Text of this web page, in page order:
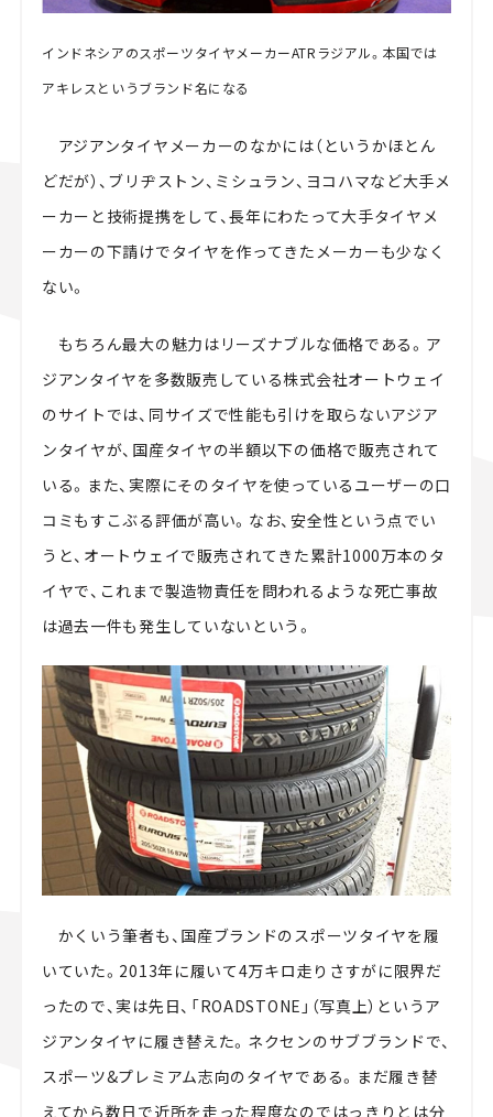
インドネシアのスポーツタイヤメーカーATRラジアル。本国では
アキレスというブランド名になる
アジアンタイヤメーカーのなかには（というかほとん
どだが）、ブリヂストン、ミシュラン、ヨコハマなど大手メ
ーカーと技術提携をして、長年にわたって大手タイヤメ
ーカーの下請けでタイヤを作ってきたメーカーも少なく
ない。
もちろん最大の魅力はリーズナブルな価格である。ア
ジアンタイヤを多数販売している株式会社オートウェイ
のサイトでは、同サイズで性能も引けを取らないアジア
ンタイヤが、国産タイヤの半額以下の価格で販売されて
いる。また、実際にそのタイヤを使っているユーザーの口
コミもすこぶる評価が高い。なお、安全性という点でい
うと、オートウェイで販売されてきた累計1000万本のタ
イヤで、これまで製造物責任を問われるような死亡事故
は過去一件も発生していないという。
かくいう筆者も、国産ブランドのスポーツタイヤを履
いていた。2013年に履いて4万キロ走りさすがに限界だ
ったので、実は先日、「ROADSTONE」（写真上）というア
ジアンタイヤに履き替えた。ネクセンのサブブランドで、
スポーツ&プレミアム志向のタイヤである。まだ履き替
えてから数日で近所を走った程度なのではっきりとは分